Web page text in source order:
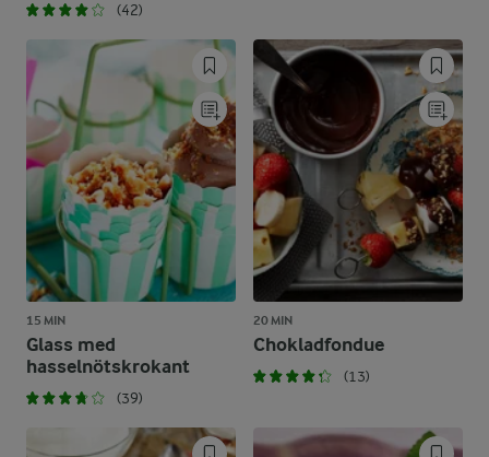
(42)
15 MIN
Glass med
hasselnötskrokant
(39)
20 MIN
Chokladfondue
(13)